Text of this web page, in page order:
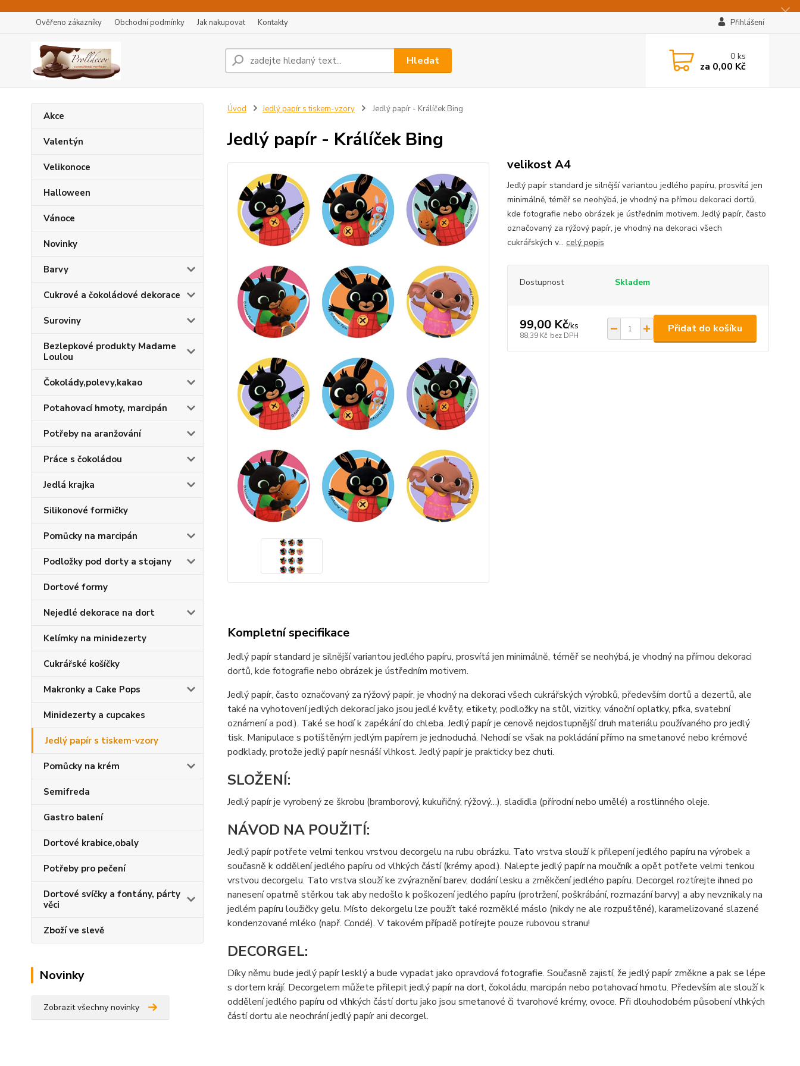
Ověřeno zákazníky Obchodní podmínky Jak nakupovat Kontakty Přihlášení
Hledat 0ks
za 0,00 Kč
Akce
Valentýn
Velikonoce
Halloween
Vánoce
Novinky
Barvy
Cukrové a čokoládové dekorace
Suroviny
Bezlepkové produkty Madame
Loulou
Čokolády,polevy,kakao
Potahovací hmoty, marcipán
Potřeby na aranžování
Práce s čokoládou
Jedlá krajka
Silikonové formičky
Pomůcky na marcipán
Podložky pod dorty a stojany
Dortové formy
Nejedlé dekorace na dort
Kelímky na minidezerty
Cukrářské košíčky
Makronky a Cake Pops
Minidezerty a cupcakes
Jedlý papír s tiskem-vzory
Pomůcky na krém
Semifreda
Gastro balení
Dortové krabice,obaly
Potřeby pro pečení
Dortové svíčky a fontány, párty
věci
Zboží ve slevě
Novinky
Zobrazit všechny novinky
Úvod Jedlý papír s tiskem-vzory Jedlý papír - Králíček Bing
Jedlý papír - Králíček Bing
velikost A4
Jedlý papír standard je silnější variantou jedlého papíru, prosvítá jen
minimálně, téměř se neohýbá, je vhodný na přímou dekoraci dortů,
kde fotografie nebo obrázek je ústředním motivem. Jedlý papír, často
označovaný za rýžový papír, je vhodný na dekoraci všech
cukrářských v... celý popis
Dostupnost Skladem
99,00 Kč/ks
88,39 Kč bez DPH
Přidat do košíku
Kompletní specifikace
Jedlý papír standard je silnější variantou jedlého papíru, prosvítá jen minimálně, téměř se neohýbá, je vhodný na přímou dekoraci
dortů, kde fotografie nebo obrázek je ústředním motivem.
Jedlý papír, často označovaný za rýžový papír, je vhodný na dekoraci všech cukrářských výrobků, především dortů a dezertů, ale
také na vyhotovení jedlých dekorací jako jsou jedlé květy, etikety, podložky na stůl, vizitky, vánoční oplatky, pfka, svatební
oznámení a pod.). Také se hodí k zapékání do chleba. Jedlý papír je cenově nejdostupnější druh materiálu používaného pro jedlý
tisk. Manipulace s potištěným jedlým papírem je jednoduchá. Nehodí se však na pokládání přímo na smetanové nebo krémové
podklady, protože jedlý papír nesnáší vlhkost. Jedlý papír je prakticky bez chuti.
SLOŽENÍ:
Jedlý papír je vyrobený ze škrobu (bramborový, kukuřičný, rýžový…), sladidla (přírodní nebo umělé) a rostlinného oleje.
NÁVOD NA POUŽITÍ:
Jedlý papír potřete velmi tenkou vrstvou decorgelu na rubu obrázku. Tato vrstva slouží k přilepení jedlého papíru na výrobek a
současně k oddělení jedlého papíru od vlhkých částí (krémy apod.). Nalepte jedlý papír na moučník a opět potřete velmi tenkou
vrstvou decorgelu. Tato vrstva slouží ke zvýraznění barev, dodání lesku a změkčení jedlého papíru. Decorgel roztírejte ihned po
nanesení opatrně stěrkou tak aby nedošlo k poškození jedlého papíru (protržení, poškrábání, rozmazání barvy) a aby nevznikaly na
jedlém papíru loužičky gelu. Místo dekorgelu lze použít také rozměklé máslo (nikdy ne ale rozpuštěné), karamelizované slazené
kondenzované mléko (např. Condé). V takovém případě potírejte pouze rubovou stranu!
DECORGEL:
Díky němu bude jedlý papír lesklý a bude vypadat jako opravdová fotografie. Současně zajistí, že jedlý papír změkne a pak se lépe
s dortem krájí. Decorgelem můžete přilepit jedlý papír na dort, čokoládu, marcipán nebo potahovací hmotu. Především ale slouží k
oddělení jedlého papíru od vlhkých částí dortu jako jsou smetanové či tvarohové krémy, ovoce. Při dlouhodobém působení vlhkých
částí dortu ale neochrání jedlý papír ani decorgel.